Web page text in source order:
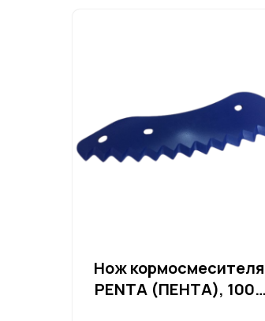
Нож кормосмесителя
PENTA (ПЕНТА), 1005